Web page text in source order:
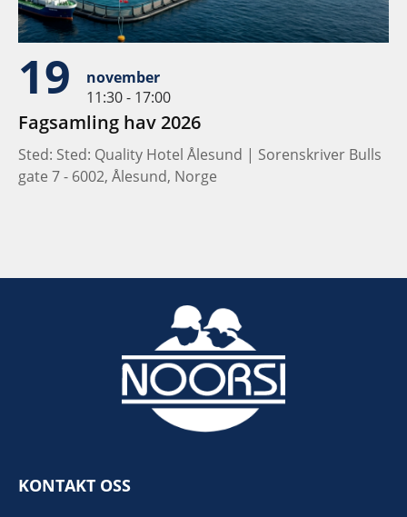
19
november
11:30 - 17:00
Fagsamling hav 2026
Sted: Sted: Quality Hotel Ålesund | Sorenskriver Bulls
gate 7 - 6002, Ålesund, Norge
KONTAKT OSS